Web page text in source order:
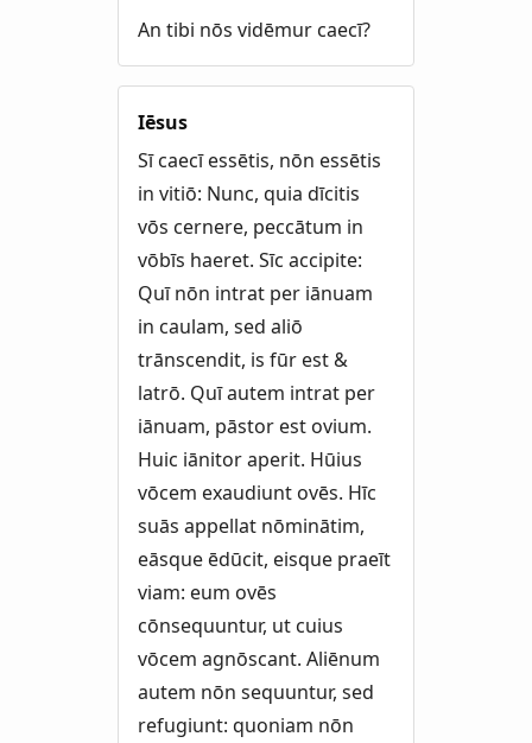
An tibi nōs vidēmur caecī?
Iēsus
Sī caecī essētis, nōn essētis
in vitiō: Nunc, quia dīcitis
vōs cernere, peccātum in
vōbīs haeret. Sīc accipite:
Quī nōn intrat per iānuam
in caulam, sed aliō
trānscendit, is fūr est &
latrō. Quī autem intrat per
iānuam, pāstor est ovium.
Huic iānitor aperit. Hūius
vōcem exaudiunt ovēs. Hīc
suās appellat nōminātim,
eāsque ēdūcit, eisque praeīt
viam: eum ovēs
cōnsequuntur, ut cuius
vōcem agnōscant. Aliēnum
autem nōn sequuntur, sed
refugiunt: quoniam nōn